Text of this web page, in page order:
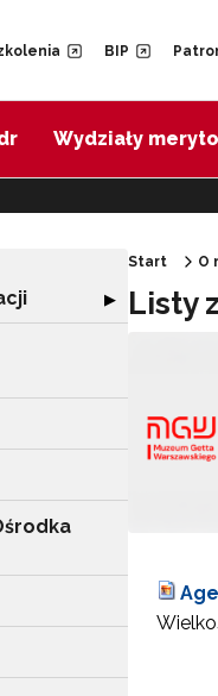
BIP
Wydziały
Rozwiń sekcję
▶
Start O
Listy